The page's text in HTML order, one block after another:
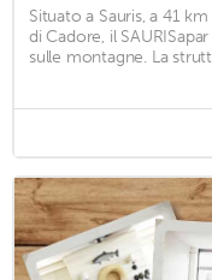
Situato a Sauris, a 41
di Cadore, il
sulle montagne. La